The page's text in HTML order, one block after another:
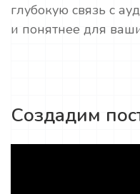
глубокую связь с
и понятнее для
Создадим